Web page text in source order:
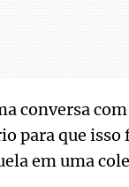
conversa
para que
em uma